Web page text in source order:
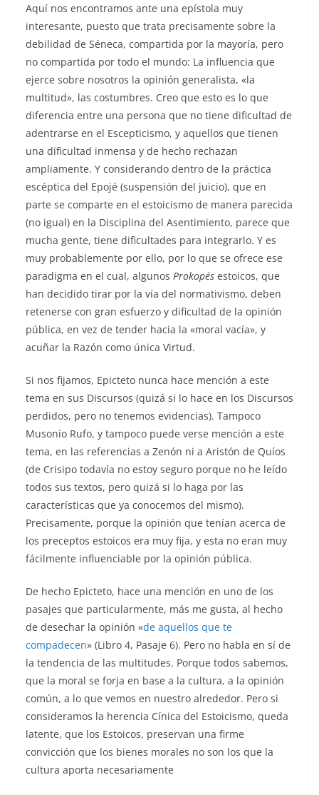
Aquí nos encontramos ante una epístola muy
interesante, puesto que trata precisamente sobre la
debilidad de Séneca, compartida por la mayoría, pero
no compartida por todo el mundo: La influencia que
ejerce sobre nosotros la opinión generalista, «la
multitud», las costumbres. Creo que esto es lo que
diferencia entre una persona que no tiene dificultad de
adentrarse en el Escepticismo, y aquellos que tienen
una dificultad inmensa y de hecho rechazan
ampliamente. Y considerando dentro de la práctica
escéptica del Epojé (suspensión del juicio), que en
parte se comparte en el estoicismo de manera parecida
(no igual) en la Disciplina del Asentimiento, parece que
mucha gente, tiene dificultades para integrarlo. Y es
muy probablemente por ello, por lo que se ofrece ese
paradigma en el cual, algunos Prokopés estoicos, que
han decidido tirar por la vía del normativismo, deben
retenerse con gran esfuerzo y dificultad de la opinión
pública, en vez de tender hacia la «moral vacía», y
acuñar la Razón como única Virtud.
Si nos fijamos, Epicteto nunca hace mención a este
tema en sus Discursos (quizá si lo hace en los Discursos
perdidos, pero no tenemos evidencias). Tampoco
Musonio Rufo, y tampoco puede verse mención a este
tema, en las referencias a Zenón ni a Aristón de Quíos
(de Crisipo todavía no estoy seguro porque no he leído
todos sus textos, pero quizá si lo haga por las
características que ya conocemos del mismo).
Precisamente, porque la opinión que tenían acerca de
los preceptos estoicos era muy fija, y esta no eran muy
fácilmente influenciable por la opinión pública.
De hecho Epicteto, hace una mención en uno de los
pasajes que particularmente, más me gusta, al hecho
de desechar la opinión «de aquellos que te
compadecen» (Libro 4, Pasaje 6). Pero no habla en sí de
la tendencia de las multitudes. Porque todos sabemos,
que la moral se forja en base a la cultura, a la opinión
común, a lo que vemos en nuestro alrededor. Pero si
consideramos la herencia Cínica del Estoicismo, queda
latente, que los Estoicos, preservan una firme
convicción que los bienes morales no son los que la
cultura aporta necesariamente